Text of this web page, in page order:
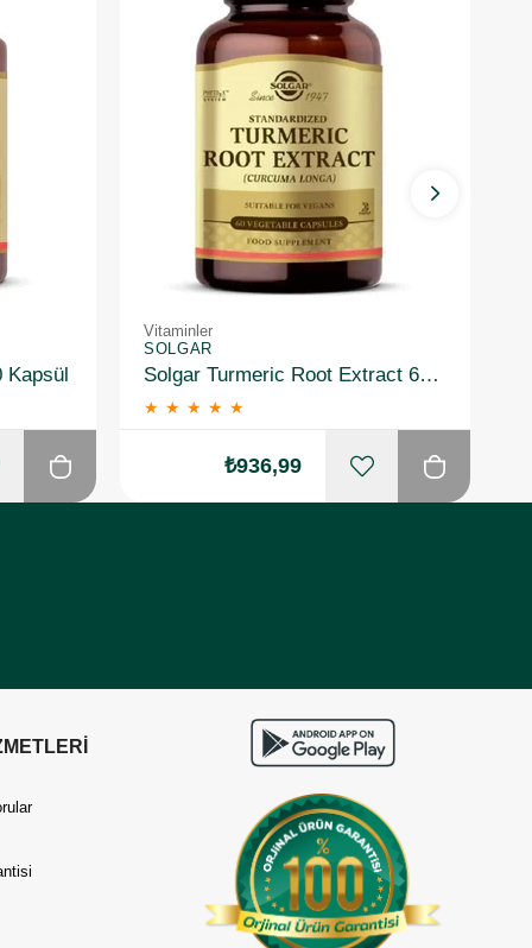
Kapsül
Vitaminler
SOLGAR
Solgar Turmeric Root Extract 60 Kapsül
★ ★ ★ ★ ★
₺936,99